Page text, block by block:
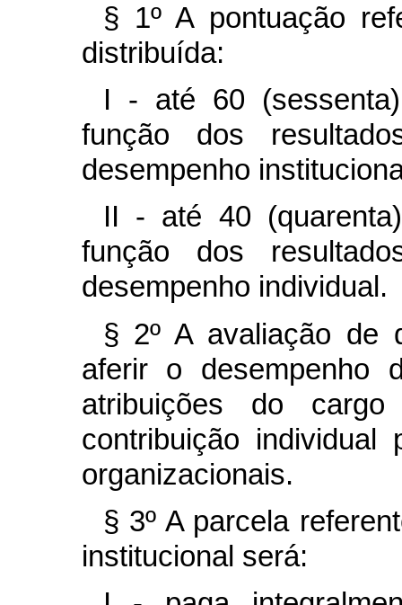
§ 1º A pontuação
distribuída:
I - até 60
função dos
desempenho
II - até 40
função dos
desempenho individual.
§ 2º A avaliação de
aferir o desempenho
atribuições do
contribuição
organizacionais.
§ 3º A parcela
institucional será: